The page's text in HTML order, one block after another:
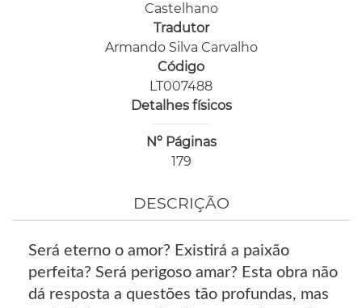
Castelhano
Tradutor
Armando Silva Carvalho
Código
LT007488
Detalhes físicos
Nº Páginas
179
DESCRIÇÃO
Será eterno o amor? Existirá a paixão
perfeita? Será perigoso amar? Esta obra não
dá resposta a questões tão profundas, mas